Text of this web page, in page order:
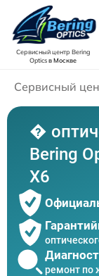
Сервисный центр Bering
Opticsв Москве
Сервисный
�
Bering
X6
ремонт по